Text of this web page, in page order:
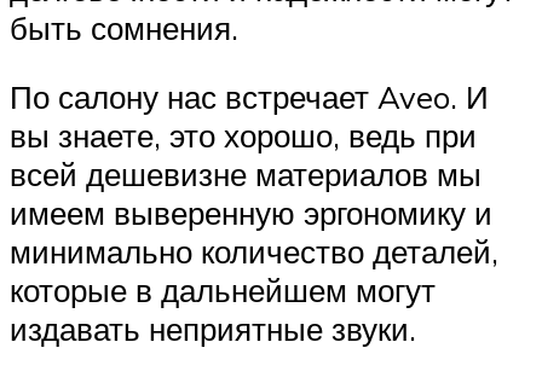
быть сомнения.
По салону нас встречает Aveo. И
вы знаете, это хорошо, ведь при
всей дешевизне материалов мы
имеем выверенную эргономику и
минимально количество деталей,
которые в дальнейшем могут
издавать неприятные звуки.